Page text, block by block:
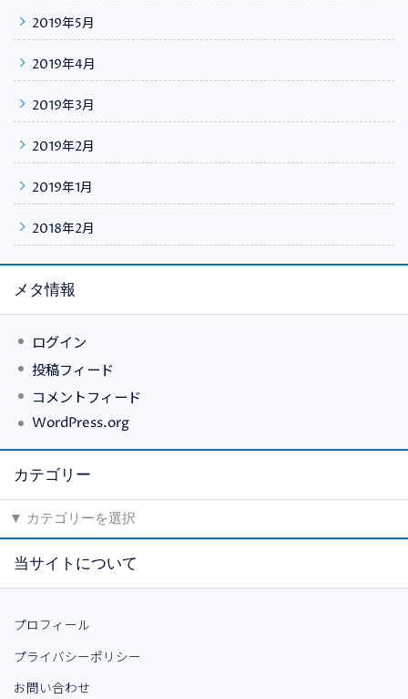
2019年5月
2019年4月
2019年3月
2019年2月
2019年1月
2018年2月
メタ情報
ログイン
投稿フィード
コメントフィード
WordPress.org
カテゴリー
当サイトについて
プロフィール
プライバシーポリシー
お問い合わせ